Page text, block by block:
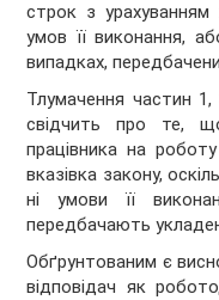
строк з урахуванням
умов її виконання,
випадках,
Тлумачення частин
свідчить про те,
працівника на
вказівка закону,
ні умови її
передбачають
Обґрунтованим є
відповідач як